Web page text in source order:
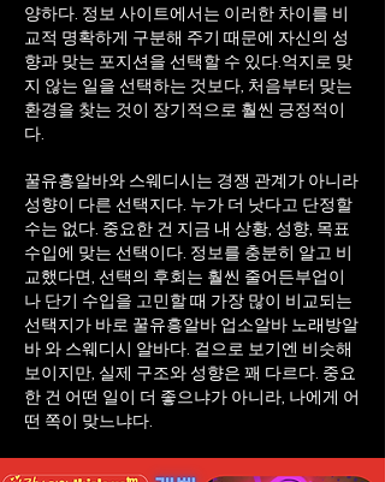
양하다. 정보 사이트에서는 이러한 차이를 비
교적 명확하게 구분해 주기 때문에 자신의 성
향과 맞는 포지션을 선택할 수 있다. 억지로 맞
지 않는 일을 선택하는 것보다, 처음부터 맞는
환경을 찾는 것이 장기적으로 훨씬 긍정적이
다.
꿀유흥알바와 스웨디시는 경쟁 관계가 아니라
성향이 다른 선택지다. 누가 더 낫다고 단정할
수는 없다. 중요한 건 지금 내 상황, 성향, 목표
수입에 맞는 선택이다. 정보를 충분히 알고 비
교했다면, 선택의 후회는 훨씬 줄어든부업이
나 단기 수입을 고민할 때 가장 많이 비교되는
선택지가 바로 꿀유흥알바 업소알바 노래방알
바 와 스웨디시 알바다. 겉으로 보기엔 비슷해
보이지만, 실제 구조와 성향은 꽤 다르다. 중요
한 건 어떤 일이 더 좋으냐가 아니라, 나에게 어
떤 쪽이 맞느냐다.